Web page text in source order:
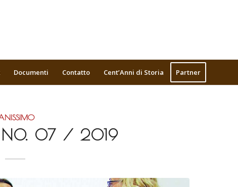
Documenti Contatto Cent’Anni di Storia Partner
NO. 07 / 2019